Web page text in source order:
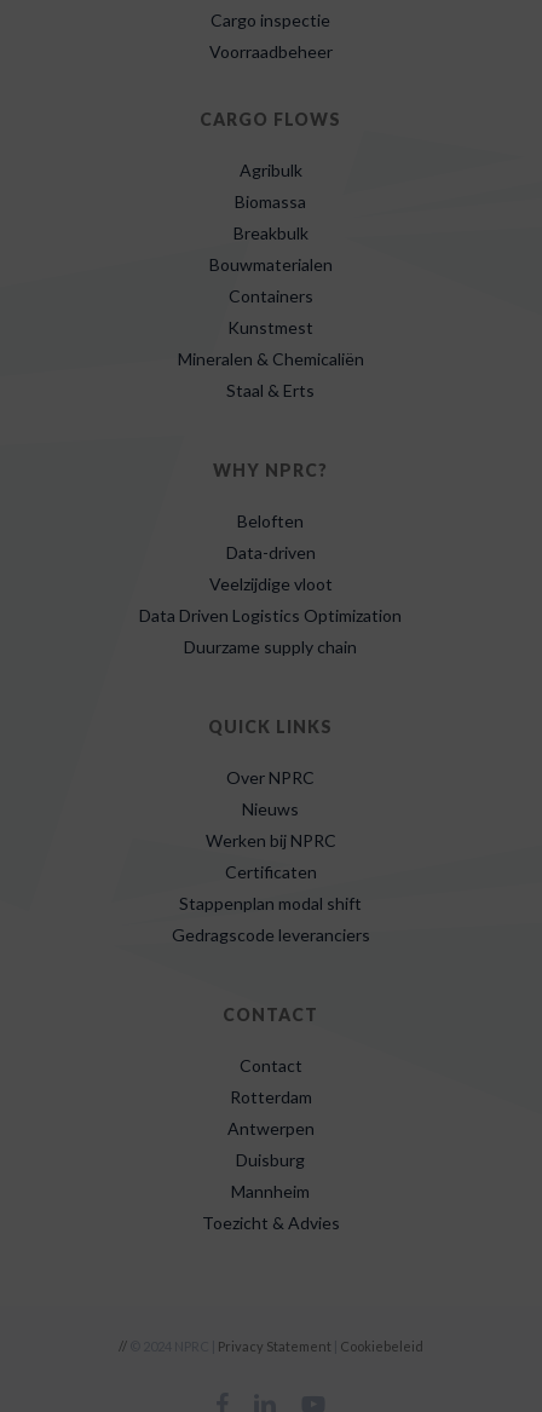
Cargo inspectie
Voorraadbeheer
CARGO FLOWS
Agribulk
Biomassa
Breakbulk
Bouwmaterialen
Containers
Kunstmest
Mineralen & Chemicaliën
Staal & Erts
WHY NPRC?
Beloften
Data-driven
Veelzijdige vloot
Data Driven Logistics Optimization
Duurzame supply chain
QUICK LINKS
Over NPRC
Nieuws
Werken bij NPRC
Certificaten
Stappenplan modal shift
Gedragscode leveranciers
CONTACT
Contact
Rotterdam
Antwerpen
Duisburg
Mannheim
Toezicht & Advies
//© 2024 NPRC | Privacy Statement Cookiebeleid